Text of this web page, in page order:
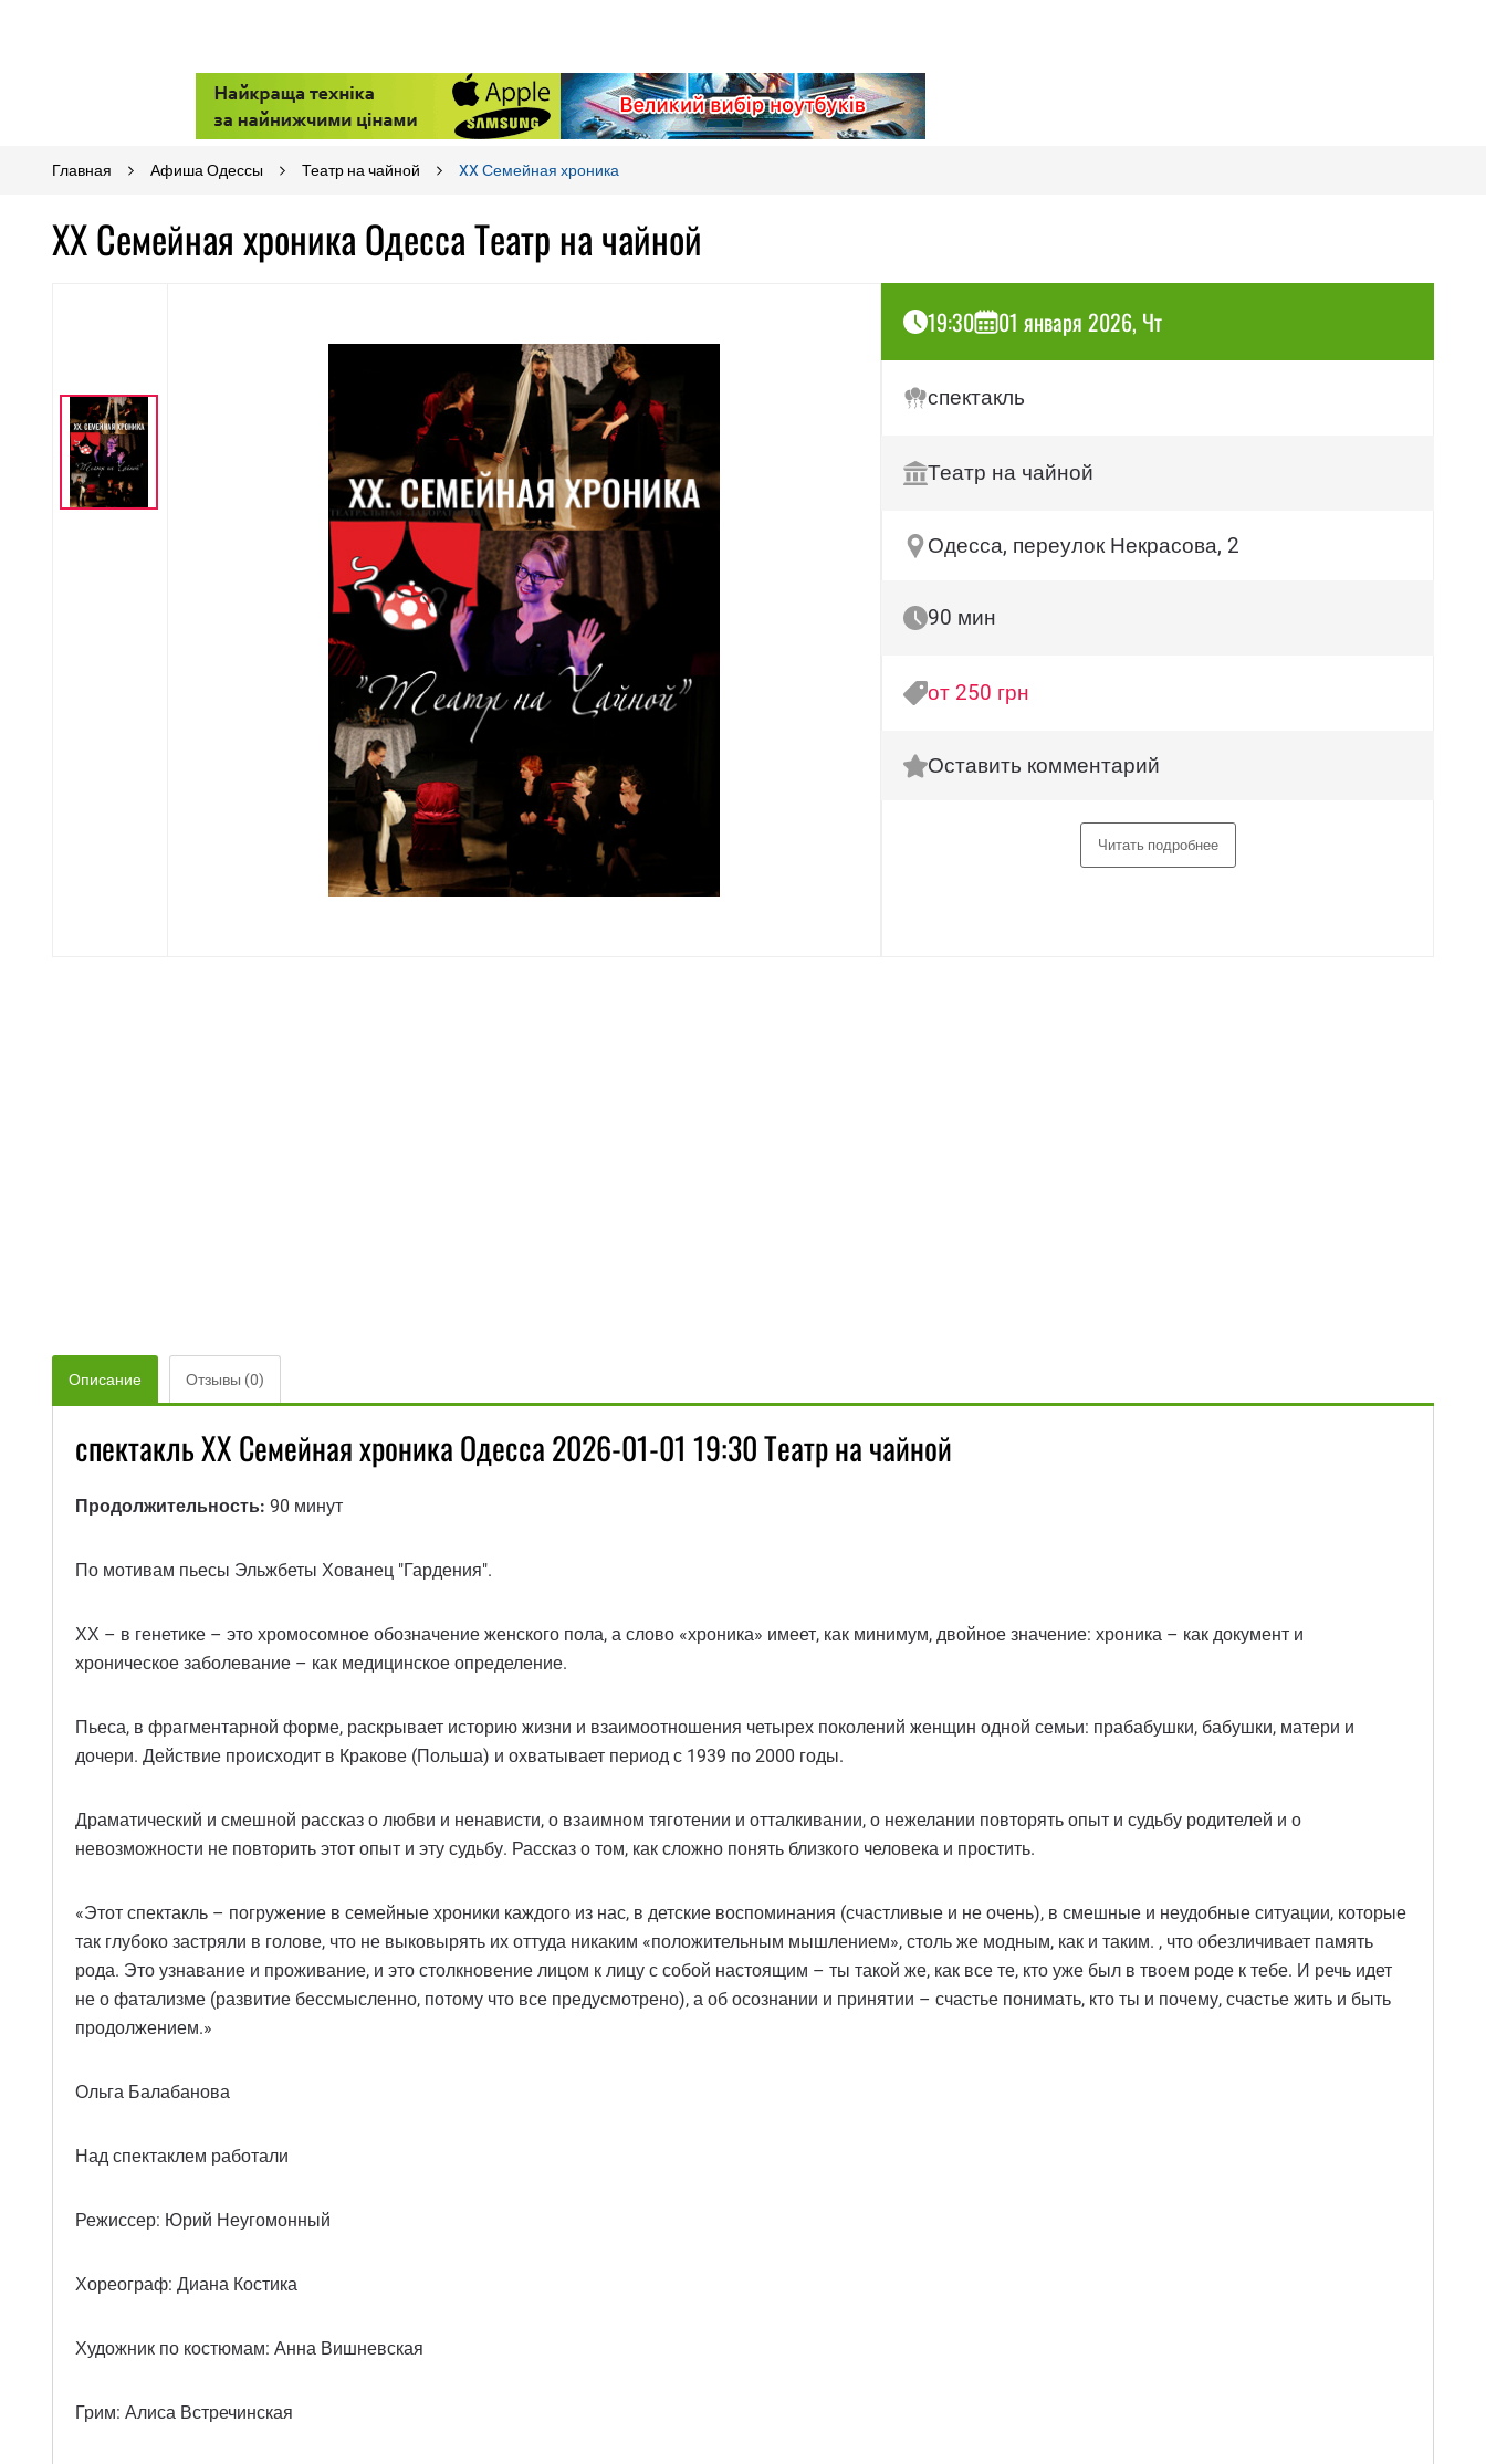
Главная Афиша Одессы Театр на чайной XX Семейная хроника
XX Семейная хроника Одесса Театр на чайной
19:30 01 января 2026, Чт
спектакль
Театр на чайной
Одесса, переулок Некрасова, 2
90 мин
от 250 грн
Оставить комментарий
Читать подробнее
Описание Отзывы (0)
спектакль XX Семейная хроника Одесса 2026-01-01 19:30 Театр на чайной
Продолжительность: 90 минут
По мотивам пьесы Эльжбеты Хованец "Гардения".
ХХ – в генетике – это хромосомное обозначение женского пола, а слово «хроника» имеет, как минимум, двойное значение: хроника – как документ и
хроническое заболевание – как медицинское определение.
Пьеса, в фрагментарной форме, раскрывает историю жизни и взаимоотношения четырех поколений женщин одной семьи: прабабушки, бабушки, матери и
дочери. Действие происходит в Кракове (Польша) и охватывает период с 1939 по 2000 годы.
Драматический и смешной рассказ о любви и ненависти, о взаимном тяготении и отталкивании, о нежелании повторять опыт и судьбу родителей и о
невозможности не повторить этот опыт и эту судьбу. Рассказ о том, как сложно понять близкого человека и простить.
«Этот спектакль – погружение в семейные хроники каждого из нас, в детские воспоминания (счастливые и не очень), в смешные и неудобные ситуации, которые
так глубоко застряли в голове, что не выковырять их оттуда никаким «положительным мышлением», столь же модным, как и таким. , что обезличивает память
рода. Это узнавание и проживание, и это столкновение лицом к лицу с собой настоящим – ты такой же, как все те, кто уже был в твоем роде к тебе. И речь идет
не о фатализме (развитие бессмысленно, потому что все предусмотрено), а об осознании и принятии – счастье понимать, кто ты и почему, счастье жить и быть
продолжением.»
Ольга Балабанова
Над спектаклем работали
Режиссер: Юрий Неугомонный
Хореограф: Диана Костика
Художник по костюмам: Анна Вишневская
Грим: Алиса Встречинская